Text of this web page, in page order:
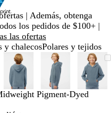
| Además, obtenga
los pedidos de $100+ |
las ofertas
y chalecosPolares y tejidos
Imagen
ampliable
con
zoom
Ampliado
al
mínimo
Haga
clic
para
expandir
Use
la
tecla
de
más
Imagen
ampliable
con
zoom
Ampliado
al
mínimo
Haga
clic
para
expandir
Use
la
tecla
de
más
con
al
Haga
clic
para
Use
la
tecla
de
Pigment-Dyed